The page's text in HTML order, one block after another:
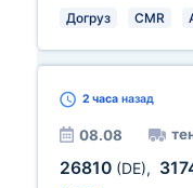
Догруз CMR
2 часа назад
08.08
26810 (DE),